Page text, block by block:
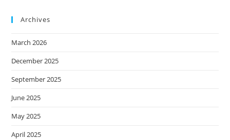
Archives
March 2026
December 2025
September 2025
June 2025
May 2025
April 2025